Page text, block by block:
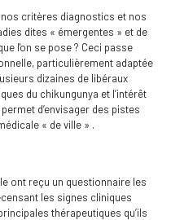
critères diagnostics et nos
dites « émergentes » et de
l'on se pose ? Ceci passe
particulièrement adaptée
dizaines de libéraux
du chikungunya et l’intérêt
d’envisager des pistes
« de ville » .
ont reçu un questionnaire les
les signes cliniques
thérapeutiques qu’ils